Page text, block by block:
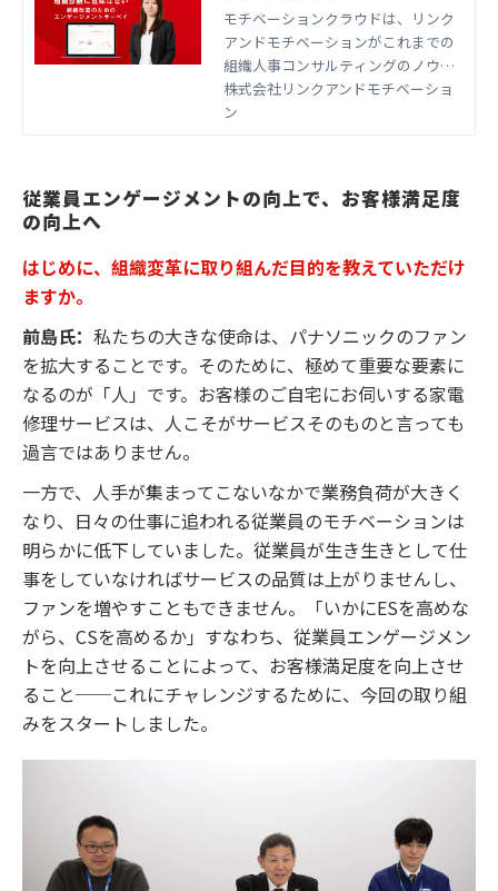
ンクラウド
モチベーションクラウドは、リンク
アンドモチベーションがこれまでの
組織人事コンサルティングのノウハ
ウをもとに開発した国内初の組織改
善クラウドです。組織のモノサシ
す。
株式会社リンクアンドモチベーショ
ン
従業員エンゲージメントの向上で、お客様満足度
の向上へ
はじめに、組織変革に取り組んだ目的を教えていただけ
ますか。
前島氏： 私たちの大きな使命は、パナソニックのファン
を拡大することです。そのために、極めて重要な要素に
なるのが「人」です。お客様のご自宅にお伺いする家電
修理サービスは、人こそがサービスそのものと言っても
過言ではありません。
一方で、人手が集まってこないなかで業務負荷が大きく
なり、日々の仕事に追われる従業員のモチベーションは
明らかに低下していました。従業員が生き生きとして仕
事をしていなければサービスの品質は上がりませんし、
ファンを増やすこともできません。「いかにESを高めな
がら、CSを高めるか」すなわち、従業員エンゲージメン
トを向上させることによって、お客様満足度を向上させ
ること──これにチャレンジするために、今回の取り組
みをスタートしました。